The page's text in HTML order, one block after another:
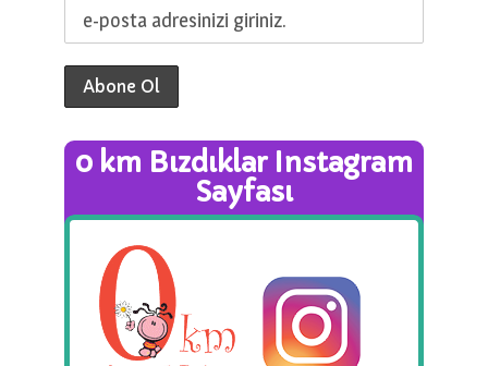
0 km Bızdıklar Instagram
Sayfası